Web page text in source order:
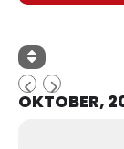
OKTOBER,